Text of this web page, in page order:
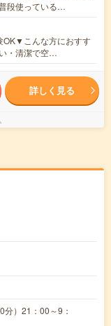
段使っている…
OK▼こんな方におすす
・清潔で空…
詳しく見る
）21：00～9：